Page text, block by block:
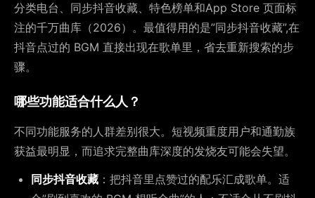
分类电台、同步抖音收藏、特色榜单和App Store 页面标
注的千万曲库（2026）。最值得用的是”同步抖音收藏”,在
抖音点过的 BGM 直接出现在歌单里，省去重新搜索的步
骤。
哪些功能适合什么人？
不同功能服务的人群差别很大。短视频重度用户和通勤族
获益最明显，而追求完整曲库深度的发烧友可能会失望。
同步抖音收藏 ：把抖音里点赞过的配乐汇成歌单。适